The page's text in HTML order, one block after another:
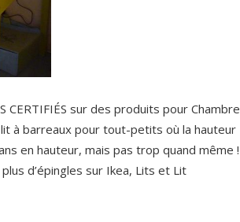
CERTIFIÉS sur des produits pour Chambre
à barreaux pour tout-petits où la hauteur
en hauteur, mais pas trop quand même !
d’épingles sur Ikea, Lits et Lit